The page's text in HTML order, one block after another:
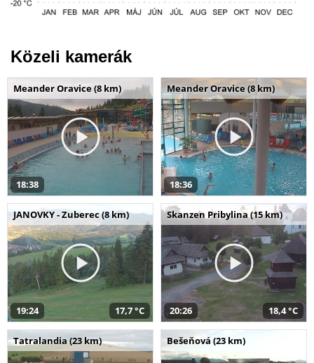
Közeli kamerák
Meander Oravice (8 km)
18:38
Meander Oravice (8 km)
18:36
JANOVKY - Zuberec (8 km)
19:24 17,7 °C
Skanzen Pribylina (15 km)
20:26 18,4 °C
Tatralandia (23 km) Bešeňová (23 km)